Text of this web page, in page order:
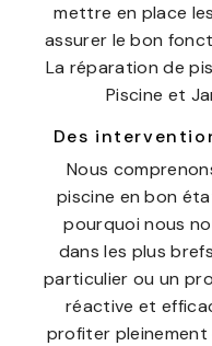
mettre en place
assurer le bon
La réparation de
Piscine et
Des
Nous
piscine en bon
pourquoi nous
dans les plus
particulier ou un
réactive et
profiter pleinement